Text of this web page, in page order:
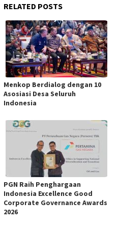
RELATED POSTS
Menkop Berdialog dengan 10
Asosiasi Desa Seluruh
Indonesia
PGN Raih Penghargaan
Indonesia Excellence Good
Corporate Governance Awards
2026